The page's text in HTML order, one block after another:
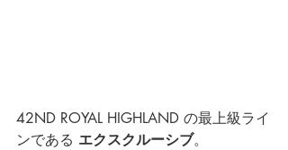
42ND ROYAL HIGHLAND の最上級ライ
ンである エクスクルーシブ。